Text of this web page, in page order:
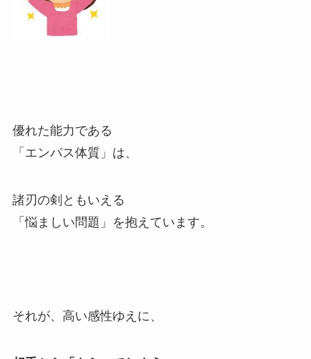
優れた能力である
「エンパス体質」は、
諸刃の剣ともいえる
「悩ましい問題」を抱えています。
それが、高い感性ゆえに、